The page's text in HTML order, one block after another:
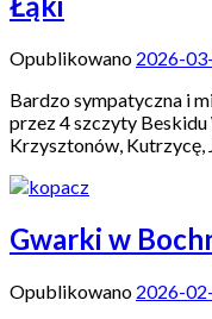
Opublikowano 2026-
Bardzo sympatyczna i
przez 4 szczyty
Krzysztonów, Kutrzycę,
Gwarki w
Opublikowano 2026-